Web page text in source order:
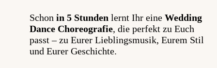
Schon in 5 Stunden lernt Ihr eine Wedding
Dance Choreografie, die perfekt zu Euch
passt – zu Eurer Lieblingsmusik, Eurem Stil
und Eurer Geschichte.